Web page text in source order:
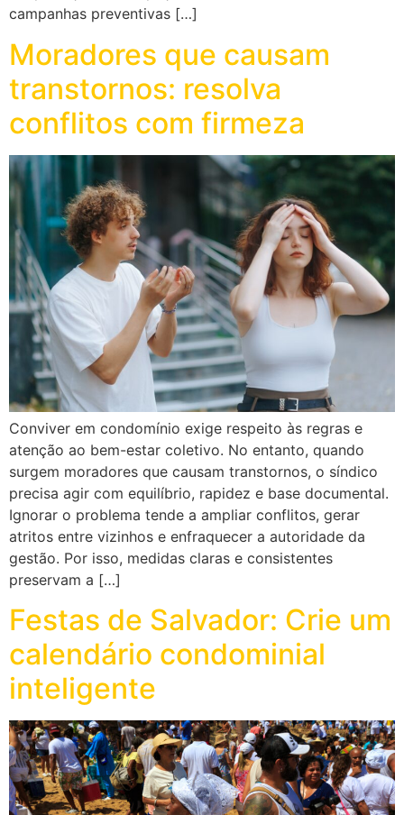
campanhas preventivas […]
Moradores que causam
transtornos: resolva
conflitos com firmeza
Conviver em condomínio exige respeito às regras e
atenção ao bem-estar coletivo. No entanto, quando
surgem moradores que causam transtornos, o síndico
precisa agir com equilíbrio, rapidez e base documental.
Ignorar o problema tende a ampliar conflitos, gerar
atritos entre vizinhos e enfraquecer a autoridade da
gestão. Por isso, medidas claras e consistentes
preservam a […]
Festas de Salvador: Crie um
calendário condominial
inteligente